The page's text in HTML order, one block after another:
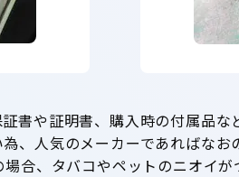
書や証明書、購入時の付属品
、人気のメーカーであればなお
合、タバコやペットのニオイ